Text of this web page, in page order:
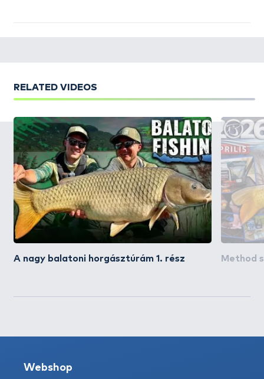
RELATED VIDEOS
A nagy balatoni horgásztúrám 1. rész Method
Webshop